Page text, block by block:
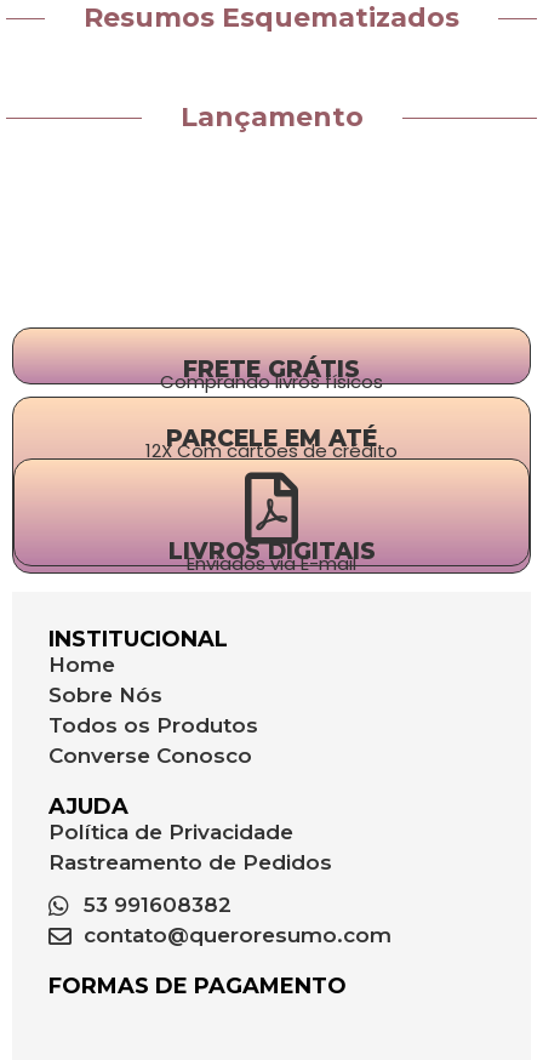
Resumos Esquematizados
Lançamento
FRETE GRÁTIS
Comprando livros físicos
PARCELE EM ATÉ
12X Com cartões de crédito
LIVROS DIGITAIS
Enviados via E-mail
INSTITUCIONAL
Home
Sobre Nós
Todos os Produtos
Converse Conosco
AJUDA
Política de Privacidade
Rastreamento de Pedidos
53 991608382
contato@queroresumo.com
FORMAS DE PAGAMENTO